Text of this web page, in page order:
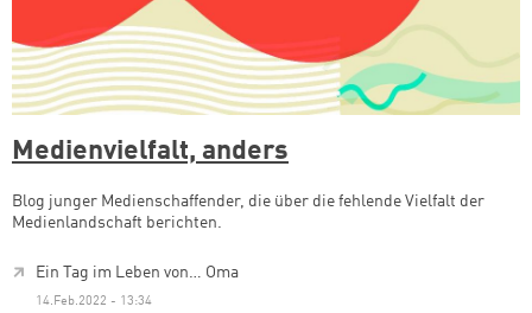
Medienvielfalt, anders
Blog junger Medienschaffender, die über die fehlende Vielfalt der
Medienlandschaft berichten.
Ein Tag im Leben von… Oma
14.Feb.2022 - 13:34